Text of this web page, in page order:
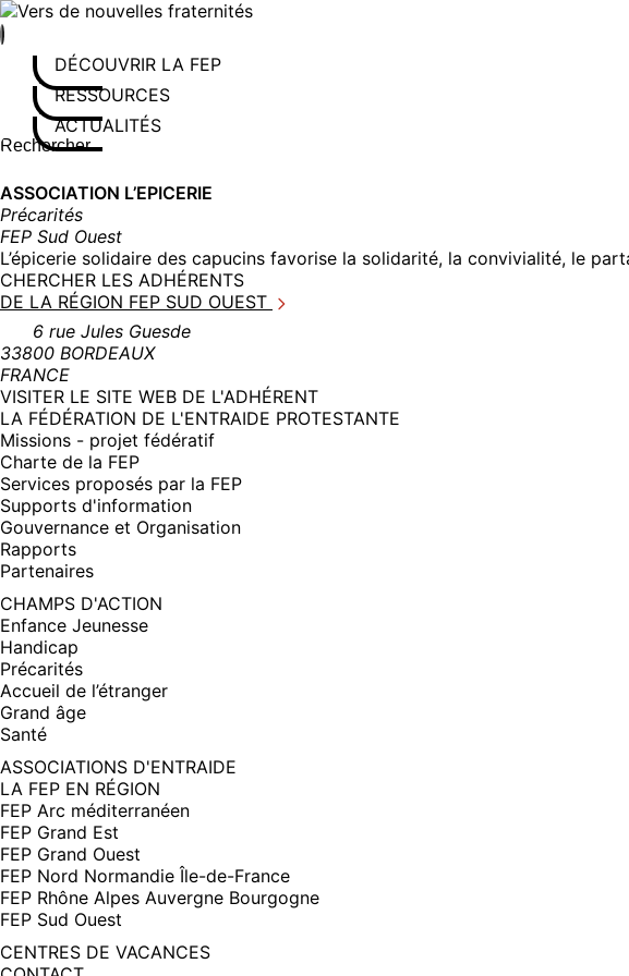
Aller
au
contenuDÉCOUVRIR LA FEP
RESSOURCES
ACTUALITÉS
Rechercher sur le site
Saisissez au moins 3 caractères pour lancer la recherche
ASSOCIATION L’EPICERIE
Précarités
FEP Sud Ouest
L’épicerie solidaire des capucins favorise la solidarité, la convivialité, le
CHERCHER LES ADHÉRENTS
DE LA RÉGION FEP SUD OUEST
6 rue Jules Guesde
33800 BORDEAUX
FRANCE
VISITER LE SITE WEB DE L'ADHÉRENT(NOUVELLE
FENÊTRE)
LA FÉDÉRATION DE L'ENTRAIDE PROTESTANTE
Missions - projet fédératif
Charte de la FEP
Services proposés par la FEP
Supports d'information
Gouvernance et Organisation
Rapports
Partenaires
CHAMPS D'ACTION
Enfance Jeunesse
Handicap
Précarités
Accueil de l’étranger
Grand âge
Santé
ASSOCIATIONS D'ENTRAIDE
LA FEP EN RÉGION
FEP Arc méditerranéen
FEP Grand Est
FEP Grand Ouest
FEP Nord Normandie Île-de-France
FEP Rhône Alpes Auvergne Bourgogne
FEP Sud Ouest
CENTRES DE VACANCES